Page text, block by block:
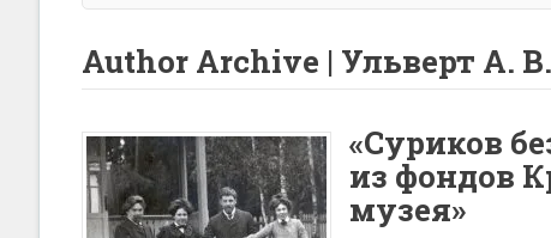
Author Archive | Ульверт А. В.
«Суриков
из фондов
музея»